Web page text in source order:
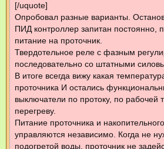
[/uquote]
Опробовал разные варианты.
ПИД контроллер запитан постоянно,
питание на проточник.
Твердотельное реле с фазным
последовательно со штатными
В итоге всегда вижу какая
проточника И остались
выключатели по протоку, по рабочей
перегреву.
Питание проточника и
управляются независимо. Когда не
подогретой воды, проточник не